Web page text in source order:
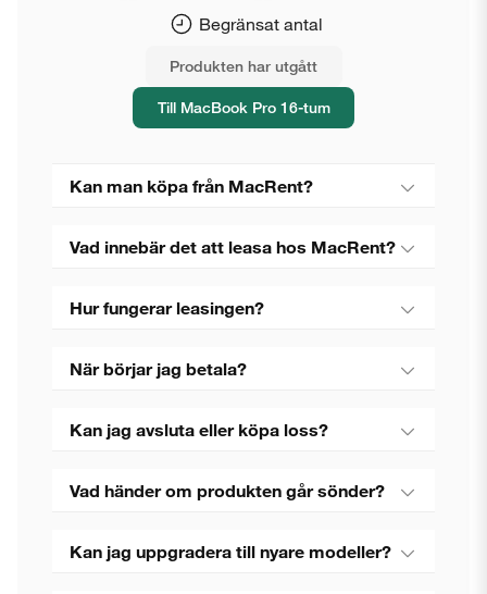
Begränsat antal
Produkten har utgått
Till MacBook Pro 16-tum
Kan man köpa från MacRent?
Vad innebär det att leasa hos MacRent?
Hur fungerar leasingen?
När börjar jag betala?
Kan jag avsluta eller köpa loss?
Vad händer om produkten går sönder?
Kan jag uppgradera till nyare modeller?